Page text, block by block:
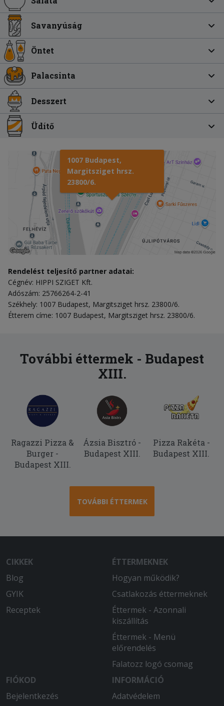
Savanyúság
Öntet
Palacsinta
Desszert
Üdítő
1007 Budapest,
Margitsziget hrsz.
23800/6.
Rendelést teljesítő partner adatai:
Cégnév: HIPPI SZIGET Kft.
Adószám: 25766264-2-41
Székhely: 1007 Budapest, Margitsziget hrsz. 23800/6.
Étterem címe: 1007 Budapest, Margitsziget hrsz. 23800/6.
További éttermek - Budapest
XIII.
Ragazzi Pizza &
Burger -
Budapest XIII.
Ázsia Bisztró -
Budapest XIII.
Pizza Rakéta -
Budapest XIII.
TOVÁBBI ÉTTERMEK
CIKKEK
Blog
GYIK
Receptek
ÉTTERMEKNEK
Hogyan működik?
Csatlakozás éttermeknek
Éttermek - Azonnali
kiszállítás
Éttermek - Menü
előrendelés
Falatozz logó csomag
FIÓKOD
Bejelentkezés
INFORMÁCIÓ
Adatvédelem